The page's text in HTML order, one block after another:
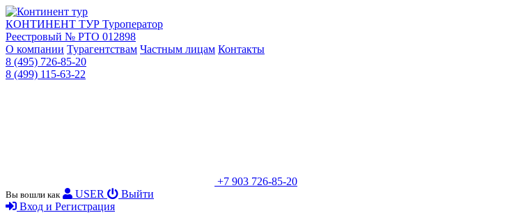
КОНТИНЕНТ ТУР Туроператор
Реестровый № РТО 012898
О компании Турагентствам Частным лицам Контакты
8 (495) 726-85-20
8 (499) 115-63-22
+7 903 726-85-20
Вы вошли как USER
Выйти
Вход и Регистрация